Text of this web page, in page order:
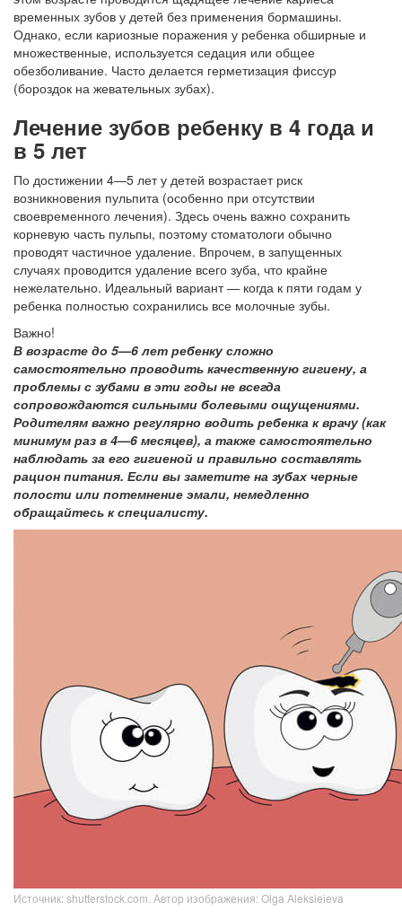
временных зубов у детей без применения бормашины.
Однако, если кариозные поражения у ребенка обширные и
множественные, используется седация или общее
обезболивание. Часто делается герметизация фиссур
(бороздок на жевательных зубах).
Лечение зубов ребенку в 4 года и
в 5 лет
По достижении 4—5 лет у детей возрастает риск
возникновения пульпита (особенно при отсутствии
своевременного лечения). Здесь очень важно сохранить
корневую часть пульпы, поэтому стоматологи обычно
проводят частичное удаление. Впрочем, в запущенных
случаях проводится удаление всего зуба, что крайне
нежелательно. Идеальный вариант — когда к пяти годам у
ребенка полностью сохранились все молочные зубы.
Важно!
В возрасте до 5—6 лет ребенку сложно
самостоятельно проводить качественную гигиену, а
проблемы с зубами в эти годы не всегда
сопровождаются сильными болевыми ощущениями.
Родителям важно регулярно водить ребенка к врачу (как
минимум раз в 4—6 месяцев), а также самостоятельно
наблюдать за его гигиеной и правильно составлять
рацион питания. Если вы заметите на зубах черные
полости или потемнение эмали, немедленно
обращайтесь к специалисту.
Источник: shutterstock.com. Автор изображения: Olga Aleksieieva